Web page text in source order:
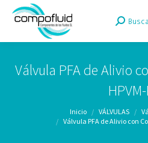
Buscar:
Válvula PFA de Alivio
Inicio VÁLVULAS
Válvula PFA de Alivio con